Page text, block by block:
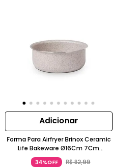
Adicionar
Forma Para Airfryer Brinox Ceramic
Life Bakeware Ø16Cm 7Cm
Alumínio Vanilla
34%OFF R$82,99